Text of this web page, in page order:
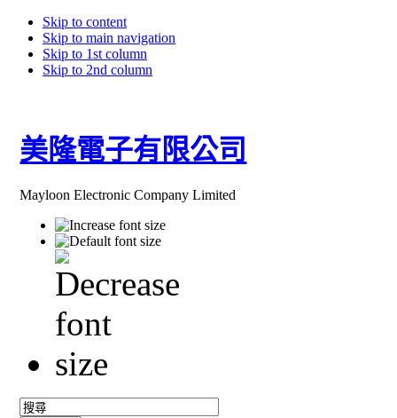
Skip to content
Skip to main navigation
Skip to 1st column
Skip to 2nd column
美隆電子有限公司
Mayloon Electronic Company Limited